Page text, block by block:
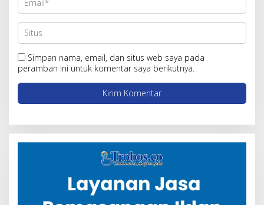
Simpan nama, email, dan situs web saya pada
peramban ini untuk komentar saya berikutnya.